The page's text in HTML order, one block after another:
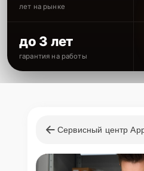
лет на рынке
до 3 лет
гарантия на работы
Сервисный центр